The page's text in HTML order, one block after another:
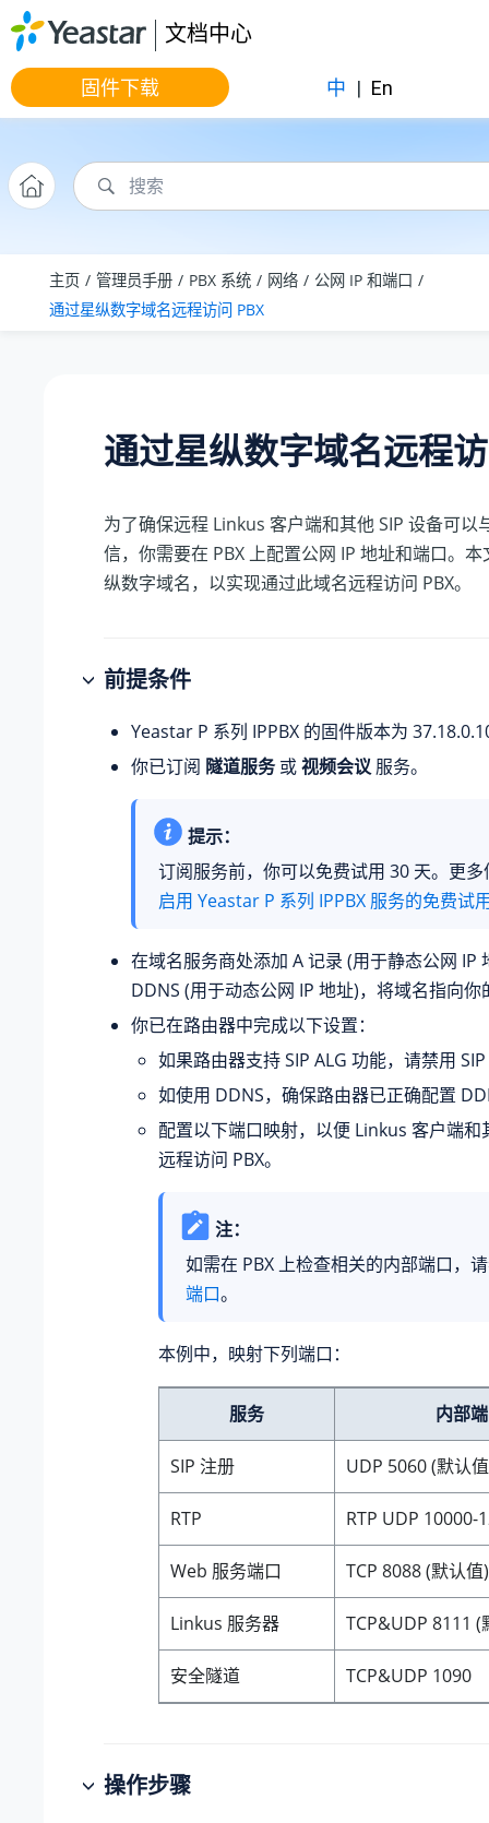
跳转到主要内容
文档中心
固件下载 中 | En
主页 管理员手册 PBX 系统 网络
公网 IP 和端口
通过星纵数字域名远程访问 PBX
通过星纵数字域名远程
为了确保远程 Linkus 客户端和其他 SIP 设备可以
信，你需要在 PBX 上配置公网 IP 地址和端口。
纵数字域名，以实现通过此域名远程访问 PBX。
前提条件
Yeastar P 系列 IPPBX 的固件版本为
你已订阅 隧道服务或视频会议 服务。
提示：
订阅服务前，你可以免费试用 30 天。更
启用 Yeastar P 系列 IPPBX 服务的免费试
在域名服务商处添加 A 记录 (用于静态公网 IP
DDNS (用于动态公网 IP 地址)，将域名指向你
你已在路由器中完成以下设置：
如果路由器支持 SIP ALG 功能，请禁用
如使用 DDNS，确保路由器已正确配置
配置以下端口映射，以便 Linkus 客户端和
远程访问 PBX。
注：
如需在 PBX 上检查相关的内部端口，
端口。
本例中，映射下列端口：
服务 内部
SIP 注册 UDP 5060 (默认
RTP RTP UDP 10000-
Web 服务端口 TCP 8088 (默认值)
Linkus 服务器 TCP&UDP 8111 (
安全隧道 TCP&UDP 1090
操作步骤